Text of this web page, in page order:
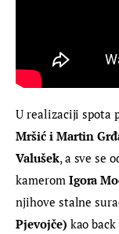
U realizaciji spota
Mršić i Martin
Valušek, a sve se
kamerom Igora
njihove stalne
Pjevojče) kao